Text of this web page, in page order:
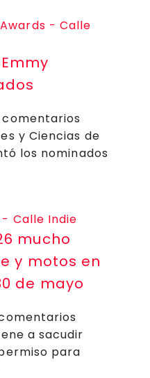
comentarios
y Ciencias de
los nominados
mucho
y motos en
de mayo
a sacudir
para